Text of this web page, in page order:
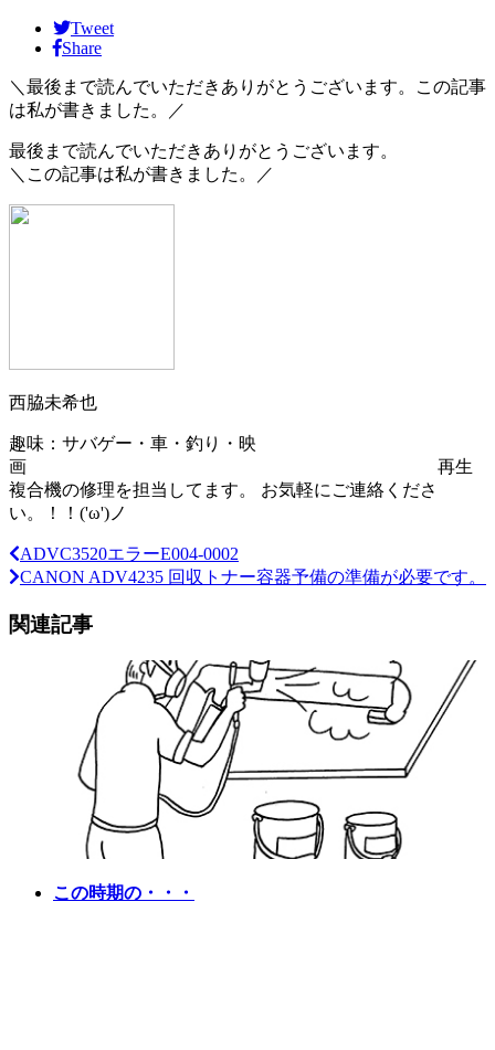
Tweet
Share
＼最後まで読んでいただきありがとうございます。この記事
は私が書きました。／
最後まで読んでいただきありがとうございます。
＼この記事は私が書きました。／
西脇未希也
趣味：サバゲー・車・釣り・映
画 再生
複合機の修理を担当してます。 お気軽にご連絡くださ
い。！！('ω')ノ
ADVC3520エラーE004-0002
CANON ADV4235 回収トナー容器予備の準備が必要です。
関連記事
この時期の・・・